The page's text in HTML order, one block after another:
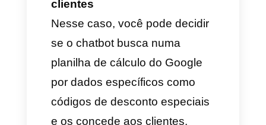
Dessa maneira já teremos